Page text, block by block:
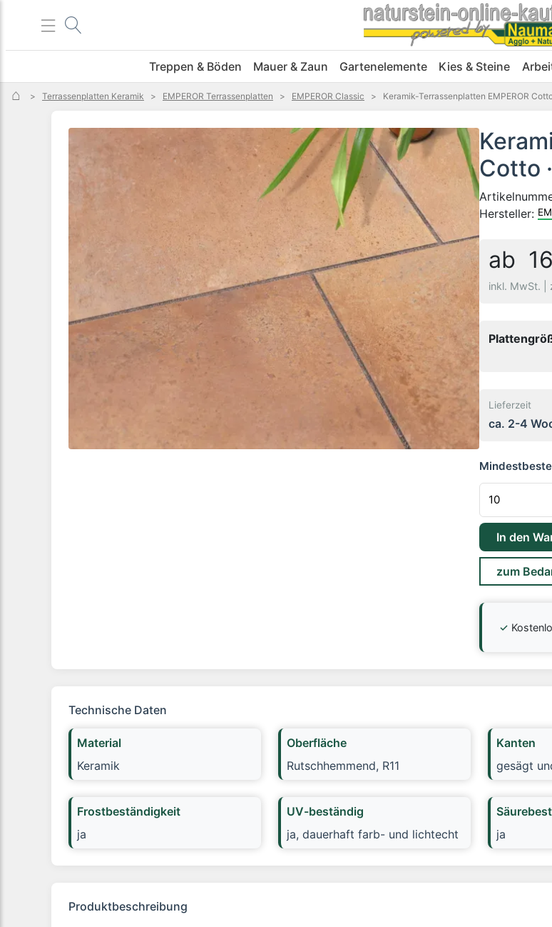
Menü
Treppen & Böden Mauer & Zaun Gartenelemente Kies & Steine
> Terrassenplatten Keramik > EMPEROR Terrassenplatten > EMPEROR Classic > Keramik-Terrassenplatten EMPEROR
Cotto
Hersteller:
ab
inkl. MwSt. |
Lieferzeit
ca. 2-4
In den
zum
✓
Technische Daten
Material
Keramik
Oberfläche
Rutschhemmend, R11
Kanten
gesägt
Frostbeständigkeit
ja
UV-beständig
ja, dauerhaft farb- und lichtecht
ja
Produktbeschreibung